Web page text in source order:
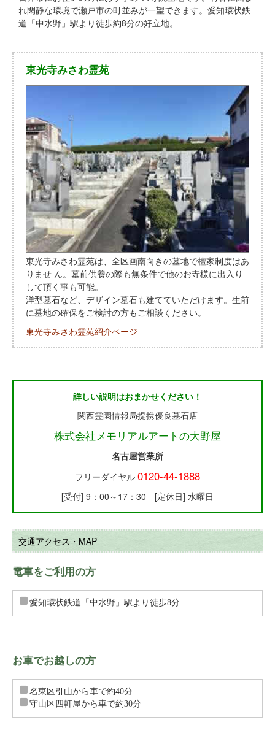
れ閑静な環境で瀬戸市の町並みが一望できます。愛知環状鉄
道「中水野」駅より徒歩約8分の好立地。
東光寺みさわ霊苑
東光寺みさわ霊苑は、全区画南向きの墓地で檀家制度はあ
りませ ん。墓前供養の際も無条件で他のお寺様に出入り
して頂く事も可能。
洋型墓石など、デザイン墓石も建てていただけます。生前
に墓地の確保をご検討の方もご相談ください。
東光寺みさわ霊苑紹介ページ
詳しい説明はおまかせください！
関西霊園情報局提携優良墓石店
株式会社メモリアルアートの大野屋
名古屋営業所
フリーダイヤル 0120-44-1888
[受付] 9：00～17：30 [定休日] 水曜日
交通アクセス・MAP
電車をご利用の方
愛知環状鉄道「中水野」駅より徒歩8分
お車でお越しの方
名東区引山から車で約40分
守山区四軒屋から車で約30分